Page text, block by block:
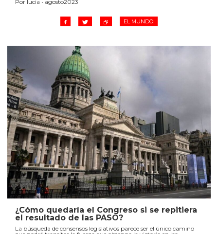
Por lucia • agosto2023
EL MUNDO
¿Cómo quedaría el Congreso si se repitiera
el resultado de las PASO?
La búsqueda de consensos legislativos parece ser el único camino